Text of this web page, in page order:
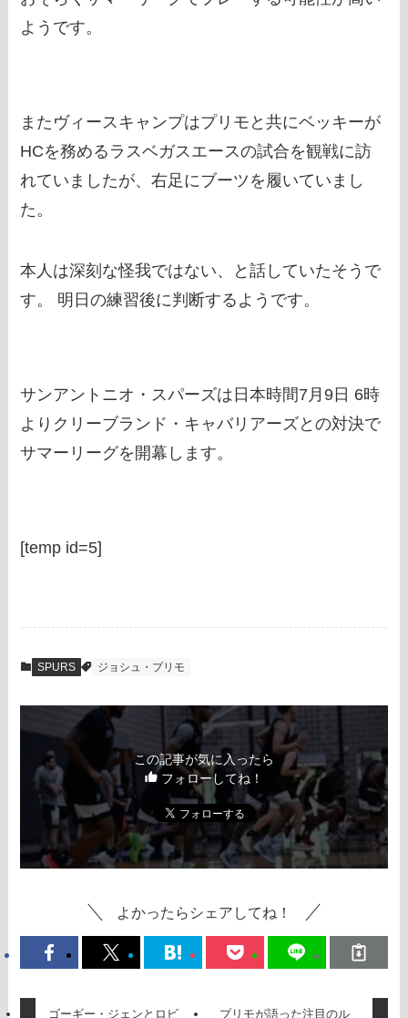
ようです。
またヴィースキャンプはプリモと共にベッキーが
HCを務めるラスベガスエースの試合を観戦に訪
れていましたが、右足にブーツを履いていまし
た。
本人は深刻な怪我ではない、と話していたそうで
す。 明日の練習後に判断するようです。
サンアントニオ・スパーズは日本時間7月9日 6時
よりクリーブランド・キャバリアーズとの対決で
サマーリーグを開幕します。
[temp id=5]
SPURS ジョシュ・プリモ
この記事が気に入ったら
フォローしてね！
よかったらシェアしてね！
ゴーギー・ジェンとロビ
プリモが語った注目のル